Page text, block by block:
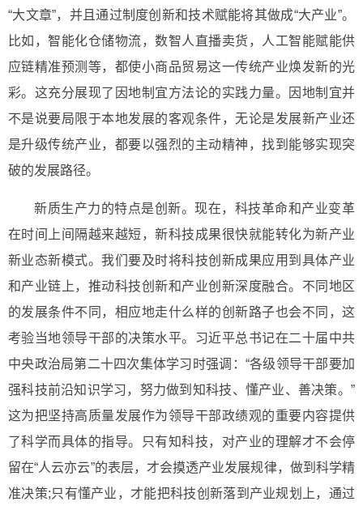
“大文章”，并且通过制度创新和技术赋能将其做成“大产业”。
比如，智能化仓储物流，数智人直播卖货，人工智能赋能供
应链精准预测等，都使小商品贸易这一传统产业焕发新的光
彩。这充分展现了因地制宜方法论的实践力量。因地制宜并
不是说要局限于本地发展的客观条件，无论是发展新产业还
是升级传统产业，都要以强烈的主动精神，找到能够实现突
破的发展路径。
新质生产力的特点是创新。现在，科技革命和产业变革
在时间上间隔越来越短，新科技成果很快就能转化为新产业
新业态新模式。我们要及时将科技创新成果应用到具体产业
和产业链上，推动科技创新和产业创新深度融合。不同地区
的发展条件不同，相应地走什么样的创新路子也会不同，这
考验当地领导干部的决策水平。习近平总书记在二十届中共
中央政治局第二十四次集体学习时强调：“各级领导干部要加
强科技前沿知识学习，努力做到知科技、懂产业、善决策。”
这为把坚持高质量发展作为领导干部政绩观的重要内容提供
了科学而具体的指导。只有知科技，对产业的理解才不会停
留在“人云亦云”的表层，才会摸透产业发展规律，做到科学精
准决策;只有懂产业，才能把科技创新落到产业规划上，通过